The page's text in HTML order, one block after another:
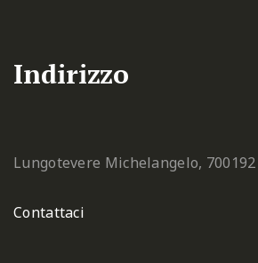
Indirizzo
Lungotevere Michelangelo, 7
Contattaci